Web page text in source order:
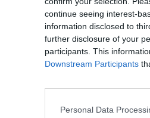
continue seeing interest-
information disclosed to
further disclosure of your
participants. This
Downstream Participants
Personal Data